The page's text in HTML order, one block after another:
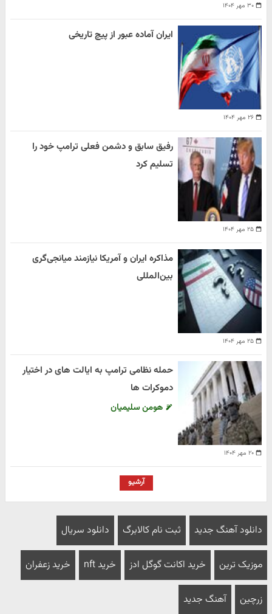
۳۰ مهر ۱۴۰۴
۲۶ مهر ۱۴۰۴
ایران آماده عبور از پیچ تاریخی
۲۵ مهر ۱۴۰۴
رفیق سابق و دشمن فعلی ترامپ خود را
تسلیم کرد
۲۵ مهر ۱۴۰۴
مذاکره ایران و آمریکا نیازمند میانجی‌گری
بین‌المللی
۲۰ مهر ۱۴۰۴
حمله نظامی ترامپ به ایالت های در اختیار
دموکرات ها
هومن سلیمیان
آرشیو
دانلود آهنگ جدید ثبت نام کالابرگ دانلود سریال
موزیک ترین خرید اکانت گوگل ادز خرید nft خرید زعفران
زرچین آهنگ جدید